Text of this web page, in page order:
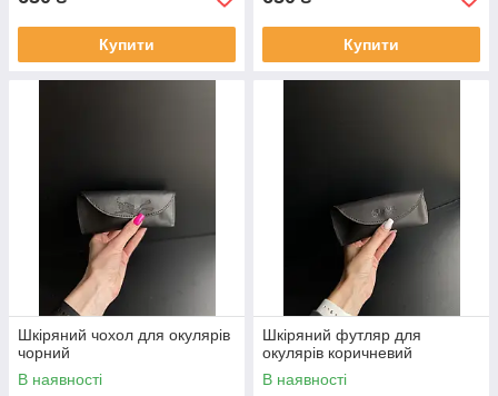
Купити Купити
Шкіряний чохол для окулярів
чорний
В наявності
Шкіряний футляр для
окулярів коричневий
В наявності